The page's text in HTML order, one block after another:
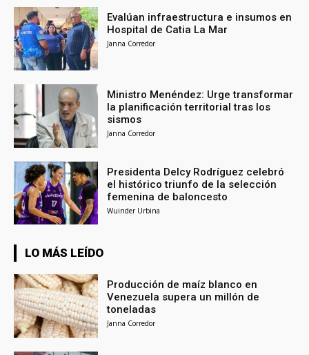
Evalúan infraestructura e insumos en
Hospital de Catia La Mar
Janna Corredor
Ministro Menéndez: Urge transformar
la planificación territorial tras los
sismos
Janna Corredor
Presidenta Delcy Rodríguez celebró
el histórico triunfo de la selección
femenina de baloncesto
Wuinder Urbina
LO MÁS LEÍDO
Producción de maíz blanco en
Venezuela supera un millón de
toneladas
Janna Corredor